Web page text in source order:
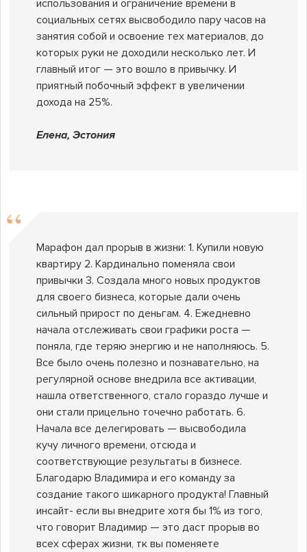
использования и ограничение времени в
социальных сетях высвободило пару часов на
занятия собой и освоение тех материалов, до
которых руки не доходили несколько лет. И
главный итог — это вошло в привычку. И
приятный побочный эффект в увеличении
дохода на 25%.
Елена, Эстония
Марафон дал прорыв в жизни: 1. Купили новую
квартиру 2. Кардинально поменяла свои
привычки 3. Создала много новых продуктов
для своего бизнеса, которые дали очень
сильный прирост по деньгам. 4. Ежедневно
начала отслеживать свои графики роста —
поняла, где теряю энергию и не наполняюсь. 5.
Все было очень полезно и познавательно, на
регулярной основе внедрила все активации,
нашла ответственного, стало гораздо лучше и
они стали прицельно точечно работать. 6.
Начала все делегировать — высвободила
кучу личного времени, отсюда и
соответствующие результаты в бизнесе.
Благодарю Владимира и его команду за
создание такого шикарного продукта! Главный
инсайт- если вы внедрите хотя бы 1% из того,
что говорит Владимир — это даст прорыв во
всех сферах жизни, тк вы поменяете